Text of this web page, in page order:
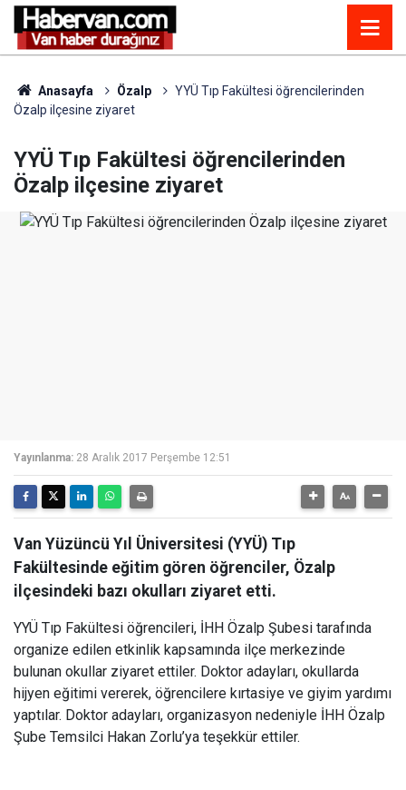
Anasayfa Özalp
YYÜ Tıp Fakültesi öğrencilerinden
Özalp ilçesine ziyaret
YYÜ Tıp Fakültesi öğrencilerinden
Özalp ilçesine ziyaret
Yayınlanma: 28 Aralık 2017 Perşembe 12:51
Van Yüzüncü Yıl Üniversitesi (YYÜ) Tıp
Fakültesinde eğitim gören öğrenciler, Özalp
ilçesindeki bazı okulları ziyaret etti.
YYÜ Tıp Fakültesi öğrencileri, İHH Özalp Şubesi tarafında
organize edilen etkinlik kapsamında ilçe merkezinde
bulunan okullar ziyaret ettiler. Doktor adayları, okullarda
hijyen eğitimi vererek, öğrencilere kırtasiye ve giyim yardımı
yaptılar. Doktor adayları, organizasyon nedeniyle İHH Özalp
Şube Temsilci Hakan Zorlu’ya teşekkür ettiler.